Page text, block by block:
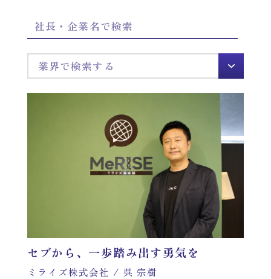
セブから、一歩踏み出す勇気を
ミライズ株式会社 / 呉 宗樹